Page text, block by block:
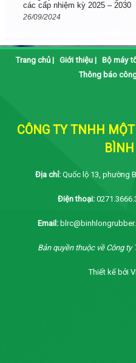
các cấp nhiệm kỳ 2025 – 2030
26/09/2024
Trang chủ| Giới thiệu| Bộ máy
Thông báo
CÔNG TY TNHH
BÌNH
Địa chỉ: Quốc lộ 13, phường
Điện thoại:
Email:
Bản quyền thuộc về Công ty
Thiết kế bởi